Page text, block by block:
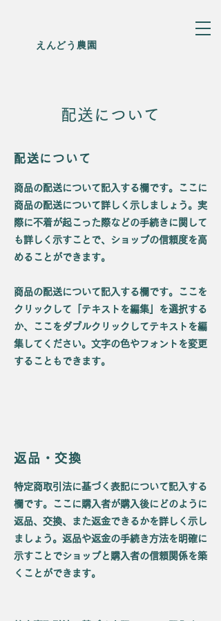
えんどう農園
配送について
配送について
商品の配送について記入する欄です。ここに
商品の配送について詳しく示しましょう。実
際に不着が起こった際などの手続きに関して
も詳しく示すことで、ショップの信頼度を高
めることができます。
商品の配送について記入する欄です。ここを
クリックして「テキストを編集」を選択する
か、ここをダブルクリックしてテキストを編
集してください。文字の色やフォントを変更
することもできます。
返品・交換
特定商取引法に基づく表記について記入する
欄です。ここに購入者が購入後にどのように
返品、交換、また返金できるかを詳しく示し
ましょう。返品や返金の手続き方法を明確に
示すことでショップと購入者の信頼関係を築
くことができます。